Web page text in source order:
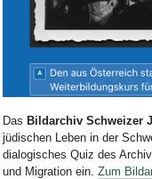
Das Bildarchiv Schweizer
jüdischen Leben in der
dialogisches Quiz des
und Migration ein. Zum